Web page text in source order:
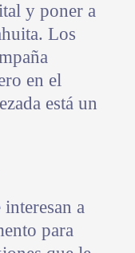
y poner a
Los
en el
está un
a
para